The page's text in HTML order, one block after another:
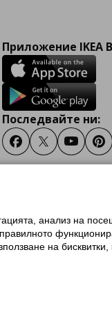
Приложение IKEA
Последвайте ни:
FacebookTwitterYoutube
за ползване на
програма IKEA Family
анализ на
на